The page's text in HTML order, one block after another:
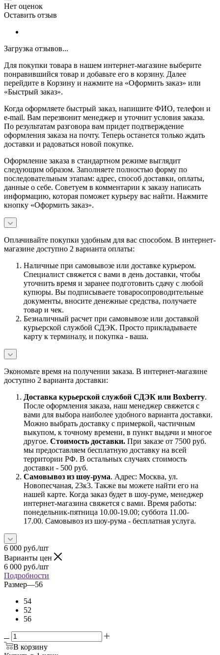
Нет оценок
Оставить отзыв
Загрузка отзывов...
Для покупки товара в нашем интернет-магазине выберите
понравившийся товар и добавьте его в корзину. Далее
перейдите в Корзину и нажмите на «Оформить заказ» или
«Быстрый заказ».
Когда оформляете быстрый заказ, напишите ФИО, телефон и
e-mail. Вам перезвонит менеджер и уточнит условия заказа.
По результатам разговора вам придет подтверждение
оформления заказа на почту. Теперь останется только ждать
доставки и радоваться новой покупке.
Оформление заказа в стандартном режиме выглядит
следующим образом. Заполняете полностью форму по
последовательным этапам: адрес, способ доставки, оплаты,
данные о себе. Советуем в комментарии к заказу написать
информацию, которая поможет курьеру вас найти. Нажмите
кнопку «Оформить заказ».
Оплачивайте покупки удобным для вас способом. В интернет-
магазине доступно 2 варианта оплаты:
Наличные при самовывозе или доставке курьером.
Специалист свяжется с вами в день доставки, чтобы
уточнить время и заранее подготовить сдачу с любой
купюры. Вы подписываете товаросопроводительные
документы, вносите денежные средства, получаете
товар и чек.
Безналичный расчет при самовывозе или доставкой
курьерской службой СДЭК. Просто прикладываете
карту к терминалу, и покупка - ваша.
Экономьте время на получении заказа. В интернет-магазине
доступно 2 варианта доставки:
Доставка курьерской службой СДЭК или Boxberry.
После оформления заказа, наш менеджер свяжется с
вами для выбора наиболее удобного варианта доставки.
Можно выбрать доставку с примеркой, частичным
выкупом, к точному времени, в пункт выдачи и многое
другое. Стоимость доставки. При заказе от 7500 руб.
мы предоставляем бесплатную доставку на всей
территории РФ. В остальных случаях стоимость
доставки - 500 руб.
Самовывоз из шоу-рума. Адрес: Москва, ул.
Новопесчаная, 23к3. Также вы можете найти его на
нашей карте. Когда заказ будет в шоу-руме, менеджер
интернет-магазина свяжется с вами. Время работы:
понедельник-пятница 10.00-19.00; суббота 11.00-
17.00. Самовывоз из шоу-рума - бесплатная услуга.
6 000 руб./шт
Варианты цен
6 000 руб./шт
Подробности
Размер—56
54
52
56
В корзину